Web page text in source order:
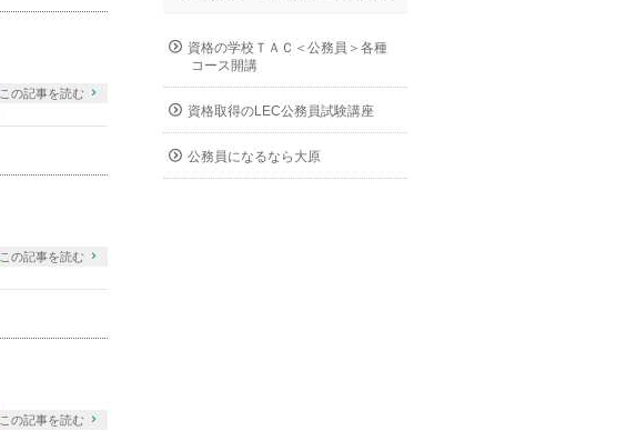
この記事を読む
この記事を読む
この記事を読む
資格の学校ＴＡＣ＜公務員＞各種
コース開講
資格取得のLEC公務員試験講座
公務員になるなら大原